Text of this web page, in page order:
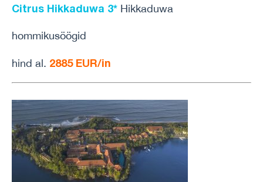
Citrus Hikkaduwa 3* Hikkaduwa
hommikusöögid
hind al. 2885 EUR/in